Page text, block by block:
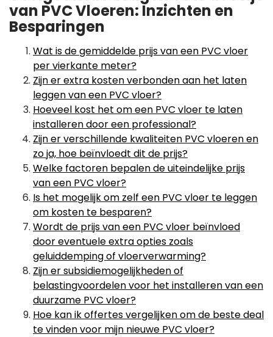
van PVC Vloeren: Inzichten en
Besparingen
Wat is de gemiddelde prijs van een PVC vloer
per vierkante meter?
Zijn er extra kosten verbonden aan het laten
leggen van een PVC vloer?
Hoeveel kost het om een PVC vloer te laten
installeren door een professional?
Zijn er verschillende kwaliteiten PVC vloeren en
zo ja, hoe beïnvloedt dit de prijs?
Welke factoren bepalen de uiteindelijke prijs
van een PVC vloer?
Is het mogelijk om zelf een PVC vloer te leggen
om kosten te besparen?
Wordt de prijs van een PVC vloer beïnvloed
door eventuele extra opties zoals
geluiddemping of vloerverwarming?
Zijn er subsidiemogelijkheden of
belastingvoordelen voor het installeren van een
duurzame PVC vloer?
Hoe kan ik offertes vergelijken om de beste deal
te vinden voor mijn nieuwe PVC vloer?